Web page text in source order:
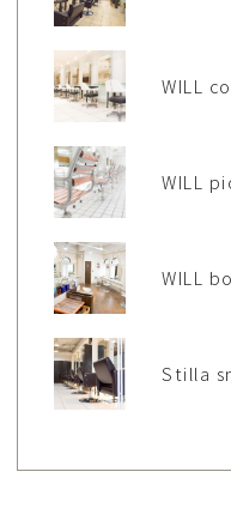
WILL
WILL
WILL
Stilla